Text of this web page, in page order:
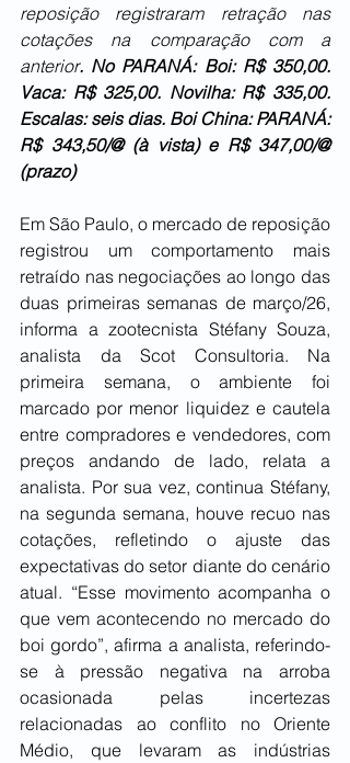
reposição registraram retração nas
cotações na comparação com a
anterior. No PARANÁ: Boi: R$ 350,00.
Vaca: R$ 325,00. Novilha: R$ 335,00.
Escalas: seis dias. Boi China: PARANÁ:
R$ 343,50/@ (à vista) e R$ 347,00/@
(prazo)
Em São Paulo, o mercado de reposição
registrou um comportamento mais
retraído nas negociações ao longo das
duas primeiras semanas de março/26,
informa a zootecnista Stéfany Souza,
analista da Scot Consultoria. Na
primeira semana, o ambiente foi
marcado por menor liquidez e cautela
entre compradores e vendedores, com
preços andando de lado, relata a
analista. Por sua vez, continua Stéfany,
na segunda semana, houve recuo nas
cotações, refletindo o ajuste das
expectativas do setor diante do cenário
atual. “Esse movimento acompanha o
que vem acontecendo no mercado do
boi gordo”, afirma a analista, referindo-
se à pressão negativa na arroba
ocasionada pelas incertezas
relacionadas ao conflito no Oriente
Médio, que levaram as indústrias